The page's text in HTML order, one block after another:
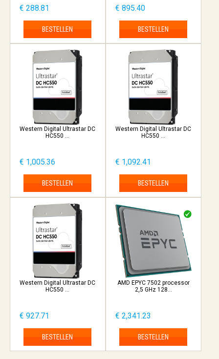
€ 288.81
BESTELLEN
€ 895.40
BESTELLEN
Western Digital Ultrastar DC
HC550 ...
€ 1,005.36
BESTELLEN
Western Digital Ultrastar DC
HC550 ...
€ 1,092.41
BESTELLEN
Western Digital Ultrastar DC
HC550 ...
€ 927.71
BESTELLEN
AMD EPYC 7502 processor
2,5 GHz 128...
€ 2,341.23
BESTELLEN